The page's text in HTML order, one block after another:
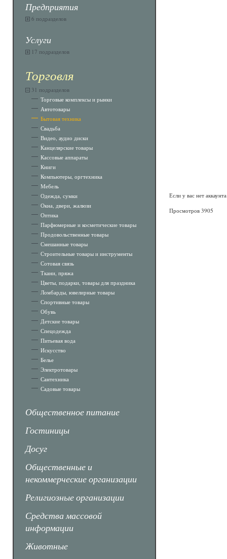
Предприятия
6 подразделов
Услуги
17 подразделов
Торговля
31 подразделов
Торговые комплексы и рынки
Автотовары
Бытовая техника
Свадьба
Видео, аудио диски
Канцелярские товары
Кассовые аппараты
Книги
Компьютеры, оргтехника
Мебель
Одежда, сумки
Окна, двери, жалюзи
Оптика
Парфюмерные и косметические товары
Продовольственные товары
Смешанные товары
Строительные товары и инструменты
Сотовая связь
Ткани, пряжа
Цветы, подарки, товары для праздника
Ломбарды, ювелирные товары
Спортивные товары
Обувь
Детские товары
Спецодежда
Питьевая вода
Искусство
Белье
Электротовары
Сантехника
Садовые товары
Общественное питание
Гостиницы
Досуг
Общественные и
некоммерческие организации
Религиозные организации
Средства массовой
информации
Животные
Если у вас нет
Просмотров 3905